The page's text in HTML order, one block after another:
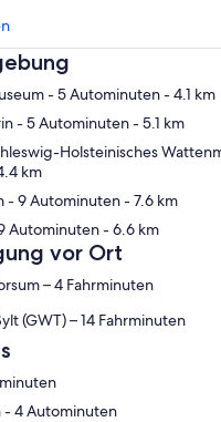
Karte
- 5 Autominuten- 4.1 km
- 5 Autominuten- 5.1 km
Holsteinisches
km
- 9 Autominuten- 7.6 km
Autominuten- 6.6 km
vor Ort
– 4 Fahrminuten
(GWT) – 14 Fahrminuten
‪Café Ingwersen - ‬4 Autominuten